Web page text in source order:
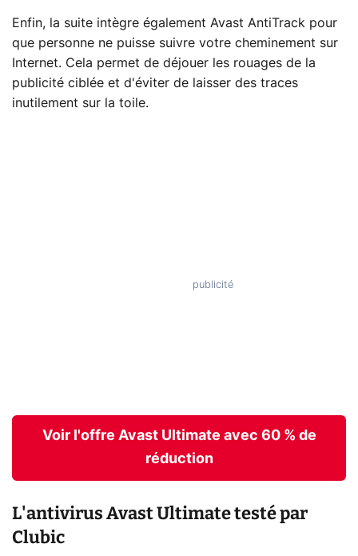
Enfin, la suite intègre également Avast AntiTrack pour
que personne ne puisse suivre votre cheminement sur
Internet. Cela permet de déjouer les rouages de la
publicité ciblée et d'éviter de laisser des traces
inutilement sur la toile.
Voir l'offre Avast Ultimate avec 60 % de
réduction
L'antivirus Avast Ultimate testé par
Clubic